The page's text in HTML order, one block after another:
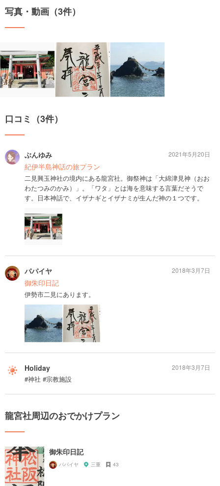
写真・動画（3件）
口コミ（3件）
ぶんゆみ
紀伊半島神話の旅プラン
二見興玉神社の境内にある龍宮社。御祭神は「大綿津見神（おお
わたつみのかみ）」。「ワタ」とは海を意味する言葉だそうで
す。日本神話で、イザナギとイザナミが生んだ神の１つです。
2021年5月20日
パパイヤ
御朱印日記
伊勢市二見にあります。
2018年3月7日
Holiday
#神社 #宗教施設
2018年3月7日
龍宮社周辺のおでかけプラン
御朱印日記
パパイヤ 三重 43